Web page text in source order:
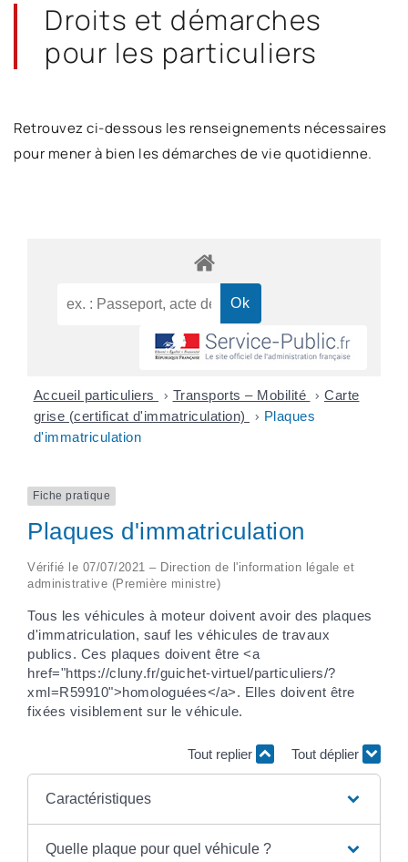
Droits et démarches
pour les particuliers
Retrouvez ci-dessous les renseignements nécessaires
pour mener à bien les démarches de vie quotidienne.
Accueil particuliers > Transports – Mobilité > Carte
grise (certificat d'immatriculation)
> Plaques
d'immatriculation
Fiche pratique
Plaques d'immatriculation
Vérifié le 07/07/2021 – Direction de l'information légale et
administrative (Première ministre)
Tous les véhicules à moteur doivent avoir des plaques
d'immatriculation, sauf les véhicules de travaux
publics. Ces plaques doivent être <a
href="https://cluny.fr/guichet-virtuel/particuliers/?
xml=R59910">homologuées</a>. Elles doivent être
fixées visiblement sur le véhicule.
Tout replier Tout déplier
Caractéristiques
Quelle plaque pour quel véhicule ?